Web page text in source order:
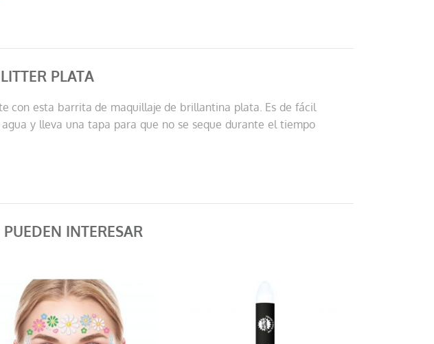
PLATA
con esta barrita de maquillaje de brillantina plata. Es de fácil
y lleva una tapa para que no se seque durante el tiempo
INTERESAR